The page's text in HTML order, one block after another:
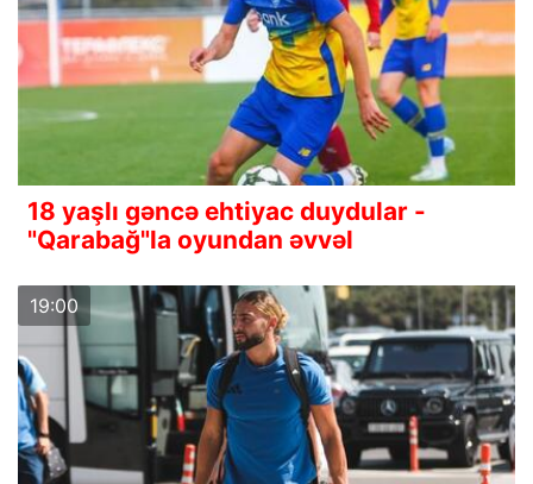
18 yaşlı gəncə ehtiyac duydular -
"Qarabağ"la oyundan əvvəl
19:00